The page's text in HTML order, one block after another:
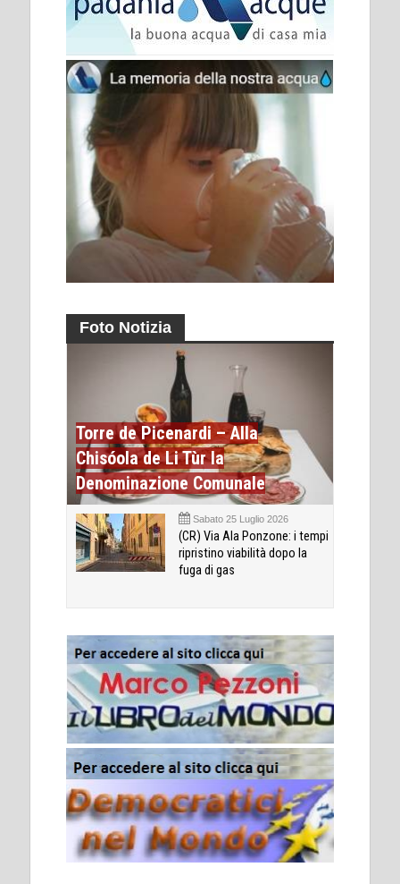
Foto Notizia
Torre de Picenardi – Alla
Chisóola de Li Tùr la
Denominazione Comunale
Sabato 25 Luglio 2026
(CR) Via Ala Ponzone: i tempi
ripristino viabilità dopo la
fuga di gas